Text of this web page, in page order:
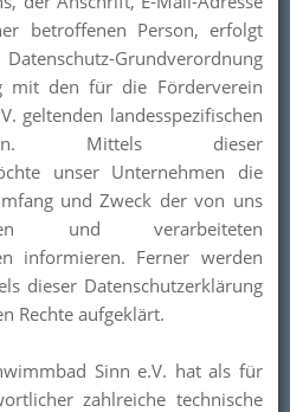
betroffenen Person, erfolgt
Grundverordnung
mit den für die Förderverein
geltenden landesspezifischen
Mittels dieser
unser Unternehmen die
und Zweck der von uns
und verarbeiteten
informieren. Ferner werden
dieser Datenschutzerklärung
Rechte aufgeklärt.
Sinn e.V. hat als für
zahlreiche technische